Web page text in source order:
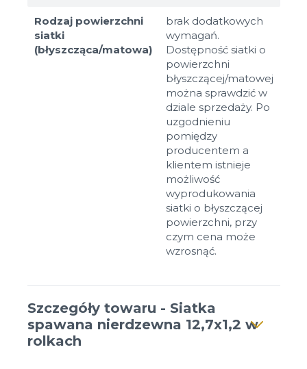
Rodzaj powierzchni
siatki
(błyszcząca/matowa)
brak dodatkowych
wymagań.
Dostępność siatki o
powierzchni
błyszczącej/matowej
można sprawdzić w
dziale sprzedaży. Po
uzgodnieniu
pomiędzy
producentem a
klientem istnieje
możliwość
wyprodukowania
siatki o błyszczącej
powierzchni, przy
czym cena może
wzrosnąć.
Szczegóły towaru - Siatka
spawana nierdzewna 12,7x1,2 w
rolkach